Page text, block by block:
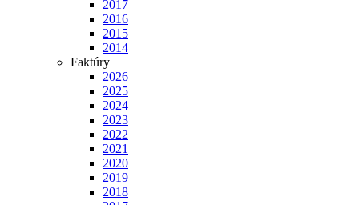
2017
2016
2015
2014
Faktúry
2026
2025
2024
2023
2022
2021
2020
2019
2018